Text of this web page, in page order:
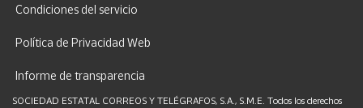
Condiciones del servicio
Política de Privacidad Web
Informe de transparencia
SOCIEDAD ESTATAL CORREOS Y TELÉGRAFOS, S.A., S.M.E. Todos los derechos